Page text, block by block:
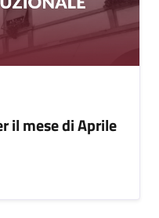
il mese di Aprile